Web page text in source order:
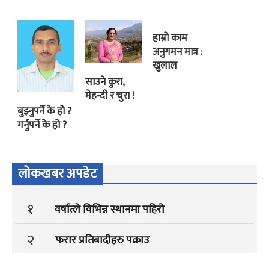
बुझ्नुपर्ने के हो ?
गर्नुपर्ने के हो ?
साउने कुरा,
मेहन्दी र चुरा !
हाम्रो काम
अनुगमन मात्र :
खुलाल
लोकखबर अपडेट
१ वर्षात्ले विभिन्न स्थानमा पहिरो
२ फरार प्रतिबादीहरु पक्राउ